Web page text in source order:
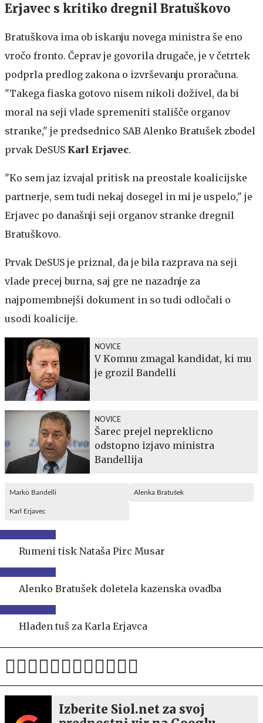
Erjavec s kritiko dregnil Bratuškovo
Bratuškova ima ob iskanju novega ministra še eno
vročo fronto. Čeprav je govorila drugače, je v četrtek
podprla predlog zakona o izvrševanju proračuna.
"Takega fiaska gotovo nisem nikoli doživel, da bi
moral na seji vlade spremeniti stališče organov
stranke," je predsednico SAB Alenko Bratušek zbodel
prvak DeSUS Karl Erjavec.
"Ko sem jaz izvajal pritisk na preostale koalicijske
partnerje, sem tudi nekaj dosegel in mi je uspelo," je
Erjavec po današnji seji organov stranke dregnil
Bratuškovo.
Prvak DeSUS je priznal, da je bila razprava na seji
vlade precej burna, saj gre ne nazadnje za
najpomembnejši dokument in so tudi odločali o
usodi koalicije.
NOVICE
V Komnu zmagal kandidat, ki mu
je grozil Bandelli
NOVICE
Šarec prejel nepreklicno
odstopno izjavo ministra
Bandellija
Marko Bandelli Alenka Bratušek
Karl Erjavec
Rumeni tisk Nataša Pirc Musar
Alenko Bratušek doletela kazenska ovadba
Hladen tuš za Karla Erjavca
Izberite Siol.net za svoj